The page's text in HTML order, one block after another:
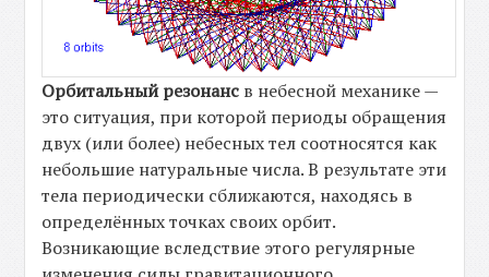
Орбитальный резонанс в небесной механике —
это ситуация, при которой периоды обращения
двух (или более) небесных тел соотносятся как
небольшие натуральные числа. В результате эти
тела периодически сближаются, находясь в
определённых точках своих орбит.
Возникающие вследствие этого регулярные